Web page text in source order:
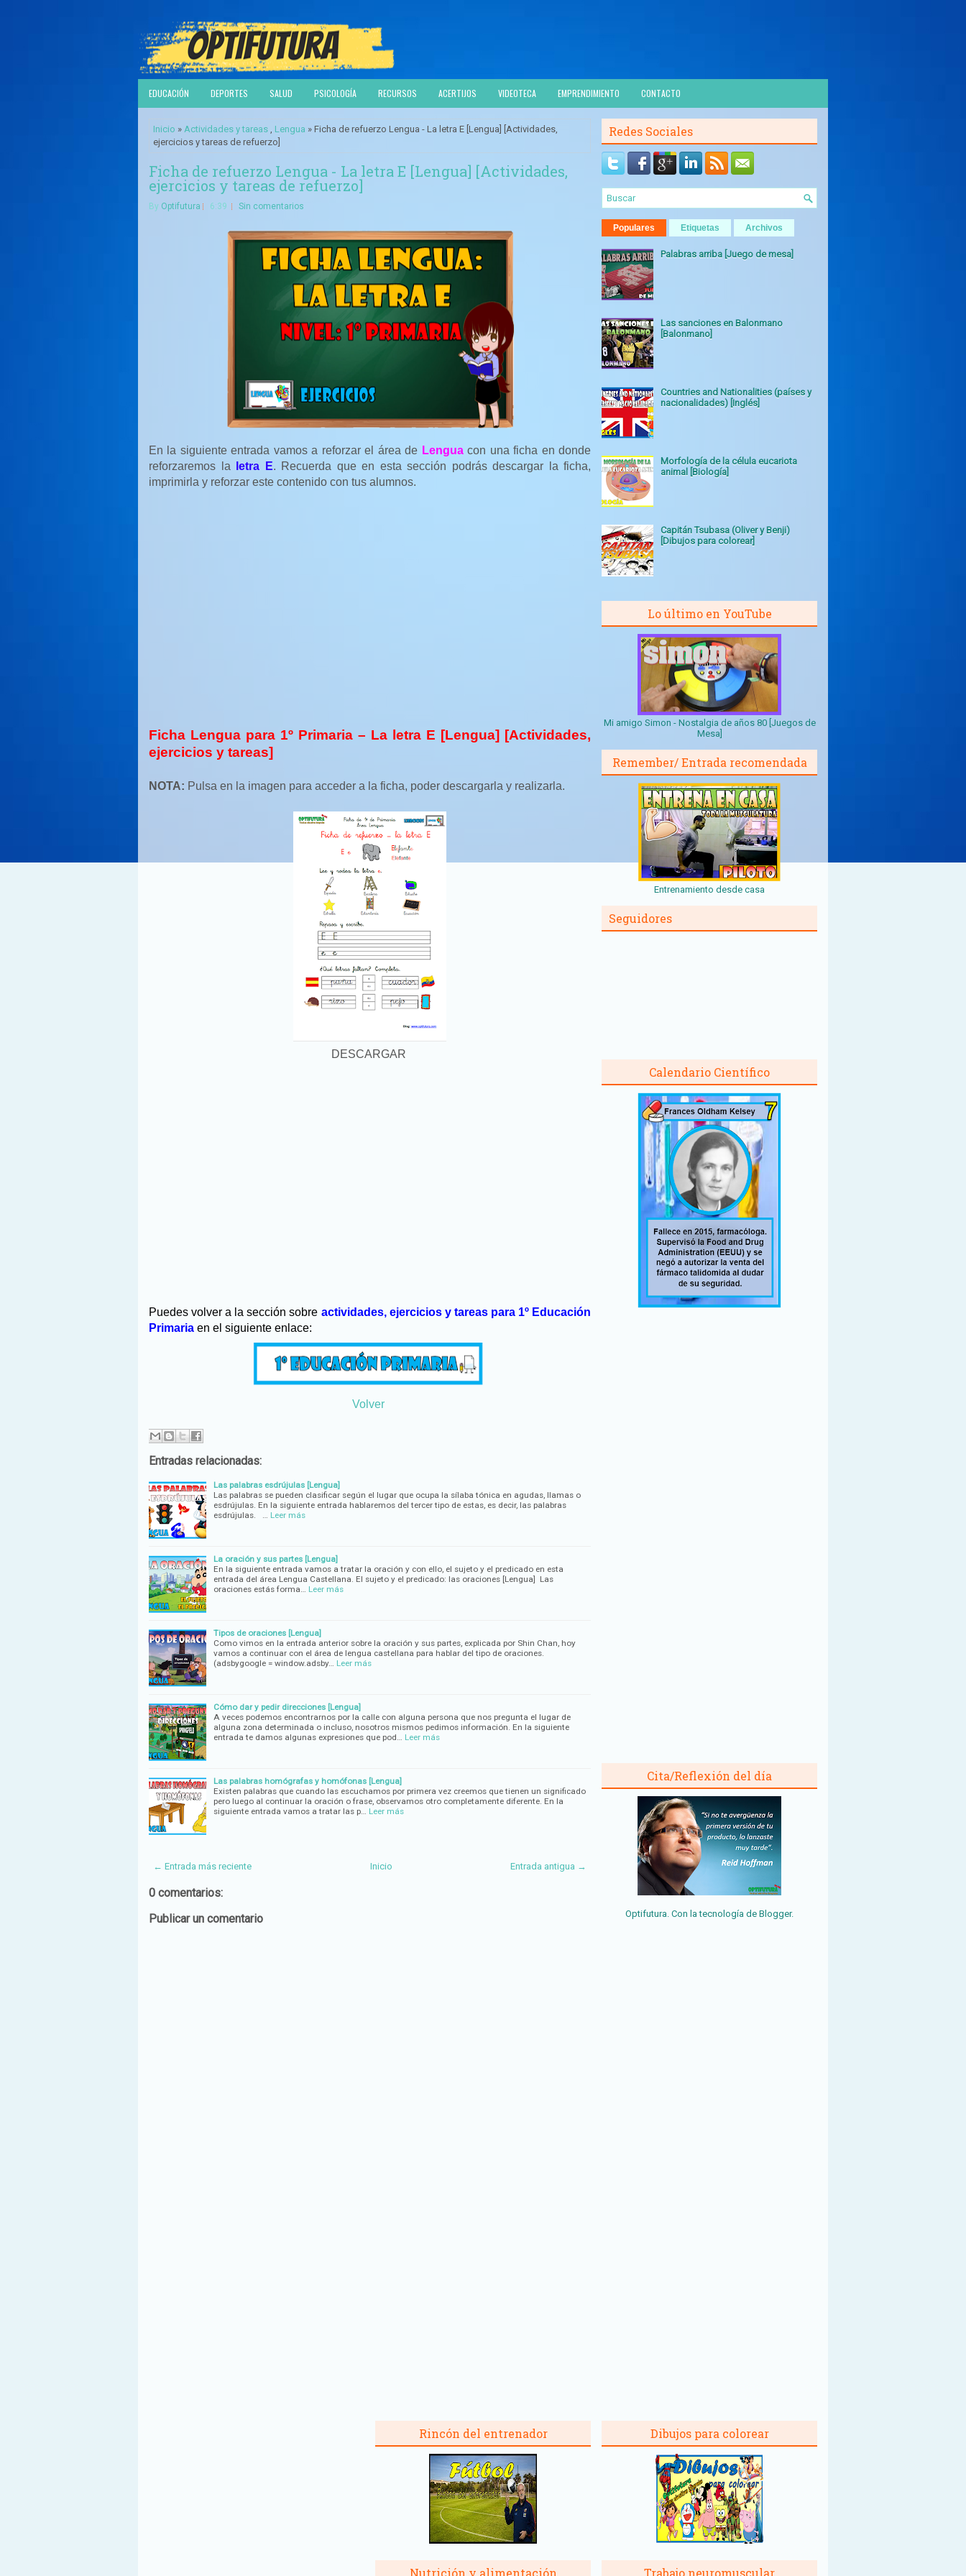
EDUCACIÓN DEPORTES SALUD PSICOLOGÍA RECURSOS ACERTIJOS VIDEOTECA EMPRENDIMIENTO CONTACTO
Inicio » Actividades y tareas , Lengua » Ficha de refuerzo Lengua - La letra E [Lengua] [Actividades,
ejercicios y tareas de refuerzo]
Ficha de refuerzo Lengua - La letra E [Lengua] [Actividades,
ejercicios y tareas de refuerzo]
By Optifutura 6:39 Sin comentarios
En la siguiente entrada vamos a reforzar el área de Lengua con una ficha en donde
reforzaremos la
letra E. Recuerda que en esta sección podrás descargar la ficha,
imprimirla y reforzar este contenido con tus alumnos.
Ficha Lengua para 1º Primaria – La letra E [Lengua] [Actividades,
ejercicios y tareas]
NOTA: Pulsa en la imagen para acceder a la ficha, poder descargarla y realizarla.
DESCARGAR
Puedes volver a la sección sobre actividades, ejercicios y tareas para 1º Educación
Primaria en el siguiente enlace:
Volver
Entradas relacionadas:
Las palabras esdrújulas [Lengua]
Las palabras se pueden clasificar según el lugar que ocupa la sílaba tónica en agudas, llamas o
esdrújulas. En la siguiente entrada hablaremos del tercer tipo de estas, es decir, las palabras
esdrújulas. … Leer más
La oración y sus partes [Lengua]
En la siguiente entrada vamos a tratar la oración y con ello, el sujeto y el predicado en esta
entrada del área Lengua Castellana. El sujeto y el predicado: las oraciones [Lengua] Las
oraciones estás forma… Leer más
Tipos de oraciones [Lengua]
Como vimos en la entrada anterior sobre la oración y sus partes, explicada por Shin Chan, hoy
vamos a continuar con el área de lengua castellana para hablar del tipo de oraciones.
(adsbygoogle = window.adsby… Leer más
Cómo dar y pedir direcciones [Lengua]
A veces podemos encontrarnos por la calle con alguna persona que nos pregunta el lugar de
alguna zona determinada o incluso, nosotros mismos pedimos información. En la siguiente
entrada te damos algunas expresiones que pod… Leer más
Las palabras homógrafas y homófonas [Lengua]
Existen palabras que cuando las escuchamos por primera vez creemos que tienen un significado
pero luego al continuar la oración o frase, observamos otro completamente diferente. En la
siguiente entrada vamos a tratar las p… Leer más
← Entrada más reciente Entrada antigua →
Inicio
0 comentarios:
Publicar un comentario
Redes Sociales
Populares Etiquetas Archivos
Palabras arriba [Juego de mesa]
Las sanciones en Balonmano
[Balonmano]
Countries and Nationalities (países y
nacionalidades) [Inglés]
Morfología de la célula eucariota
animal [Biología]
Capitán Tsubasa (Oliver y Benji)
[Dibujos para colorear]
Lo último en YouTube
Mi amigo Simon - Nostalgia de años 80 [Juegos de
Mesa]
Remember/ Entrada recomendada
Entrenamiento desde casa
Seguidores
Calendario Científico
Cita/Reflexión del día
Optifutura. Con la tecnología de Blogger.
Rincón del entrenador
Nutrición y alimentación
Dibujos para colorear
Trabajo neuromuscular